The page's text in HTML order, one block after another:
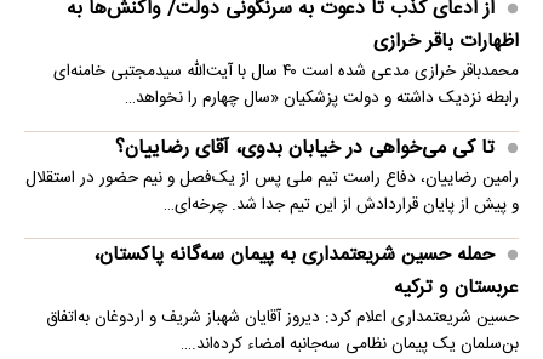
از ادعای کذب تا دعوت به سرنگونی دولت/ واکنش‌ها به
اظهارات باقر خرازی‌
محمدباقر خرازی مدعی شده است ۴۰ سال با آیت‌الله سیدمجتبی خامنه‌ای
رابطه نزدیک داشته و دولت پزشکیان «سال چهارم را نخواهد…
تا کی می‌خواهی در خیابان بدوی، آقای رضاییان؟
رامین رضاییان، دفاع راست تیم ملی پس از یک‌فصل و نیم حضور در استقلال
و پیش از پایان قراردادش از این تیم جدا شد. چرخه‌ای…
حمله حسین شریعتمداری به پیمان سه‌گانه پاکستان،
عربستان و ترکیه
حسین شریعتمداری اعلام کرد: دیروز آقایان شهباز شریف و اردوغان به‌اتفاق
بن‌سلمان یک پیمان نظامی سه‌جانبه امضاء کرده‌اند.…